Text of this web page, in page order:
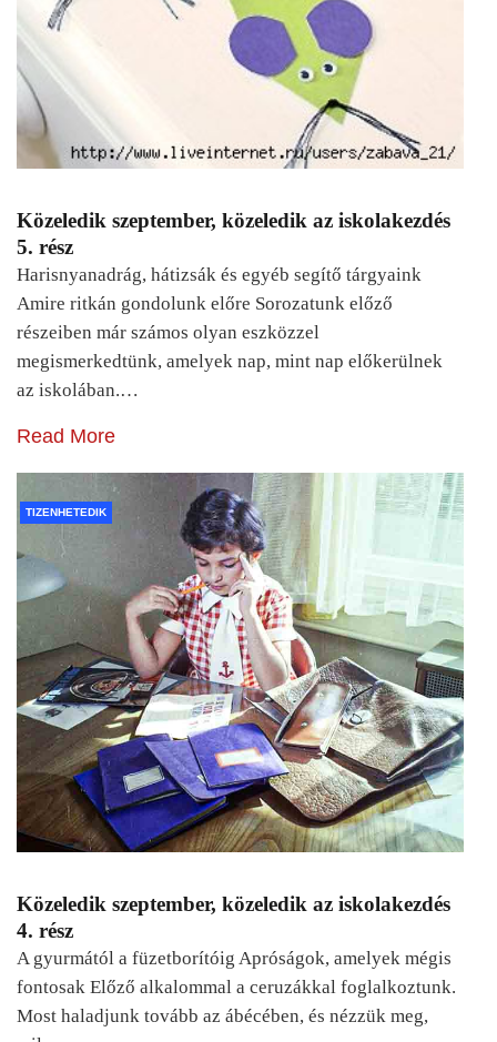
Közeledik szeptember, közeledik az iskolakezdés
5. rész
Harisnyanadrág, hátizsák és egyéb segítő tárgyaink
Amire ritkán gondolunk előre Sorozatunk előző
részeiben már számos olyan eszközzel
megismerkedtünk, amelyek nap, mint nap előkerülnek
az iskolában.…
Read More
TIZENHETEDIK
Közeledik szeptember, közeledik az iskolakezdés
4. rész
A gyurmától a füzetborítóig Apróságok, amelyek mégis
fontosak Előző alkalommal a ceruzákkal foglalkoztunk.
Most haladjunk tovább az ábécében, és nézzük meg,